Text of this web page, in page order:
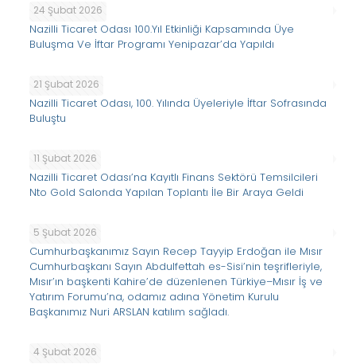
24 Şubat 2026
Nazilli Ticaret Odası 100.Yıl Etkinliği Kapsamında Üye
Buluşma Ve İftar Programı Yenipazar’da Yapıldı
21 Şubat 2026
Nazilli Ticaret Odası, 100. Yılında Üyeleriyle İftar Sofrasında
Buluştu
11 Şubat 2026
Nazilli Ticaret Odası’na Kayıtlı Finans Sektörü Temsilcileri
Nto Gold Salonda Yapılan Toplantı İle Bir Araya Geldi
5 Şubat 2026
Cumhurbaşkanımız Sayın Recep Tayyip Erdoğan ile Mısır
Cumhurbaşkanı Sayın Abdulfettah es-Sisi’nin teşrifleriyle,
Mısır’ın başkenti Kahire’de düzenlenen Türkiye–Mısır İş ve
Yatırım Forumu’na, odamız adına Yönetim Kurulu
Başkanımız Nuri ARSLAN katılım sağladı.
4 Şubat 2026